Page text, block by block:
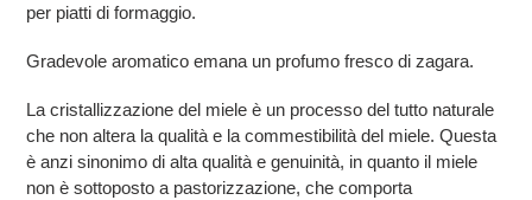
per piatti di formaggio.
Gradevole aromatico emana un profumo fresco di zagara.
La cristallizzazione del miele è un processo del tutto naturale
che non altera la qualità e la commestibilità del miele. Questa
è anzi sinonimo di alta qualità e genuinità, in quanto il miele
non è sottoposto a pastorizzazione, che comporta